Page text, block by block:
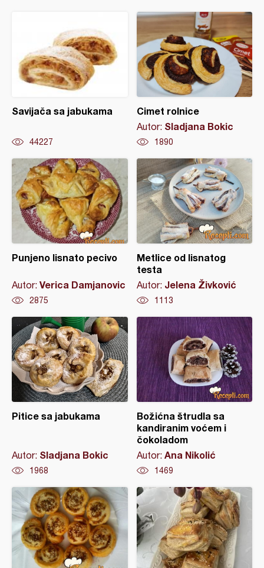
Savijača sa jabukama
44227
Cimet rolnice
Autor: Sladjana Bokic
1890
Punjeno lisnato pecivo
Autor: Verica Damjanovic
2875
Metlice od lisnatog
testa
Autor: Jelena Živković
1113
Pitice sa jabukama
Autor: Sladjana Bokic
1968
Božićna štrudla sa
kandiranim voćem i
čokoladom
Autor: Ana Nikolić
1469